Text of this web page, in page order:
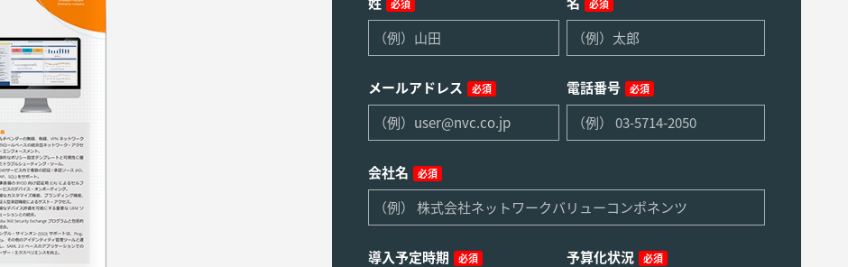
必須 必須
メールアドレス 必須 電話番号 必須
会社名 必須
導入予定時期 必須 予算化状況 必須